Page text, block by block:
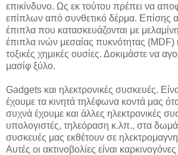
επικίνδυνο. Ως εκ τούτου πρέπει να
επίπλων από συνθετικό δέρμα. Επίσης
έπιπλα που κατασκευάζονται με
έπιπλα ινών μεσαίας πυκνότητας
τοξικές χημικές ουσίες. Δοκιμάστε να
μασίφ ξύλο.
Gadgets και ηλεκτρονικές συσκευές.
έχουμε τα κινητά τηλέφωνα κοντά μας
συχνά έχουμε και άλλες ηλεκτρονικές
υπολογιστές, τηλεόραση κ.λπ., στα
συσκευές μας εκθέτουν σε
Αυτές οι ακτινοβολίες είναι